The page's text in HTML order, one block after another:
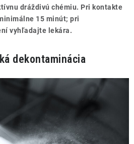
dráždivú chémiu. Pri kontakte
15 minút; pri
vyhľadajte lekára.
dekontaminácia